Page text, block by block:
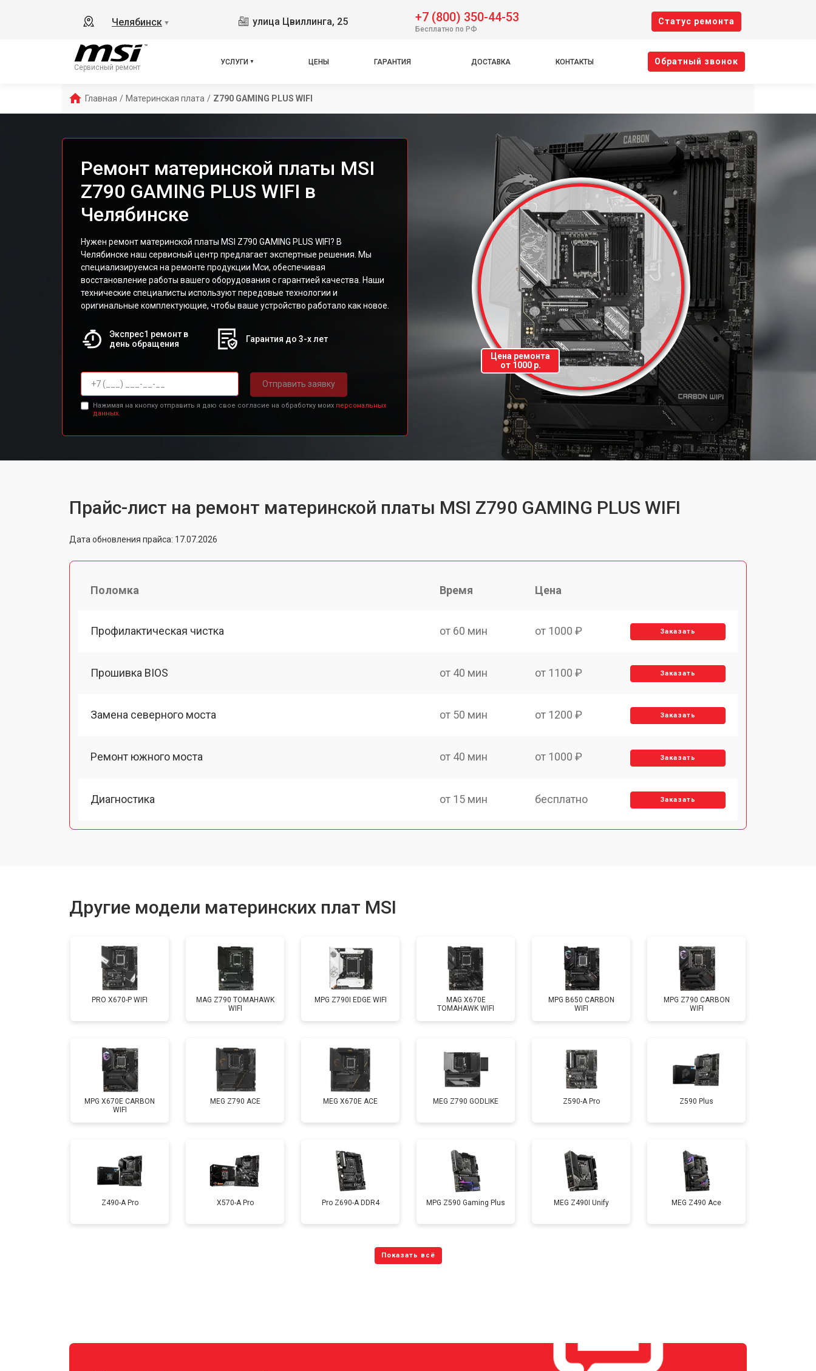
Челябинск ▼ улица Цвиллинга, 25 +7 (800) 350-44-53
Бесплатно по РФ
Cтатус ремонта
Сервисный ремонт
УСЛУГИ ЦЕНЫ ГАРАНТИЯ ДОСТАВКА КОНТАКТЫ Oбратный звонок
Главная / Материнская плата / Z790 GAMING PLUS WIFI
Ремонт материнской платы MSI
Z790 GAMING PLUS WIFI в
Челябинске
Нужен ремонт материнской платы MSI Z790 GAMING PLUS WIFI? В
Челябинске наш сервисный центр предлагает экспертные решения. Мы
специализируемся на ремонте продукции Мси, обеспечивая
восстановление работы вашего оборудования с гарантией качества. Наши
технические специалисты используют передовые технологии и
оригинальные комплектующие, чтобы ваше устройство работало как новое.
Экспрес1 ремонт в
день обращения
Гарантия до 3-х лет
Отправить заявку
Нажимая на кнопку отправить я даю свое согласие на обработку моих персональных
данных.
Цена ремонта
от 1000 р.
Прайс-лист на ремонт материнской платы MSI Z790 GAMING PLUS WIFI
Дата обновления прайса: 17.07.2026
Поломка Время Цена
Профилактическая чистка от 60 мин от 1000 ₽ Заказать
Прошивка BIOS от 40 мин от 1100 ₽ Заказать
Замена северного моста от 50 мин от 1200 ₽ Заказать
Ремонт южного моста от 40 мин от 1000 ₽ Заказать
Диагностика от 15 мин бесплатно Заказать
Другие модели материнских плат MSI
PRO X670-P WIFI
MAG Z790 TOMAHAWK
WIFI
MPG Z790I EDGE WIFI
MAG X670E
TOMAHAWK WIFI
MPG B650 CARBON
WIFI
MPG Z790 CARBON
WIFI
MPG X670E CARBON
WIFI
MEG Z790 ACE MEG X670E ACE MEG Z790 GODLIKE Z590-A Pro Z590 Plus
Z490-A Pro X570-A Pro Pro Z690-A DDR4 MPG Z590 Gaming Plus MEG Z490I Unify MEG Z490 Ace